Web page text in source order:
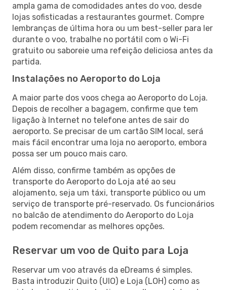
ampla gama de comodidades antes do voo, desde
lojas sofisticadas a restaurantes gourmet. Compre
lembranças de última hora ou um best-seller para ler
durante o voo, trabalhe no portátil com o Wi-Fi
gratuito ou saboreie uma refeição deliciosa antes da
partida.
Instalações no Aeroporto do Loja
A maior parte dos voos chega ao Aeroporto do Loja.
Depois de recolher a bagagem, confirme que tem
ligação à Internet no telefone antes de sair do
aeroporto. Se precisar de um cartão SIM local, será
mais fácil encontrar uma loja no aeroporto, embora
possa ser um pouco mais caro.
Além disso, confirme também as opções de
transporte do Aeroporto do Loja até ao seu
alojamento, seja um táxi, transporte público ou um
serviço de transporte pré-reservado. Os funcionários
no balcão de atendimento do Aeroporto do Loja
podem recomendar as melhores opções.
Reservar um voo de Quito para Loja
Reservar um voo através da eDreams é simples.
Basta introduzir Quito (UIO) e Loja (LOH) como as